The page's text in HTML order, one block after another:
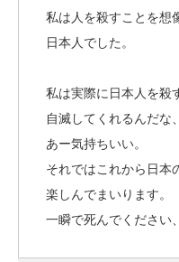
私は人を殺すことを想
日本人でした。
私は実際に日本人を殺
自滅してくれるんだな
あー気持ちいい。
それではこれから日本
楽しんでまいります。
一瞬で死んでください